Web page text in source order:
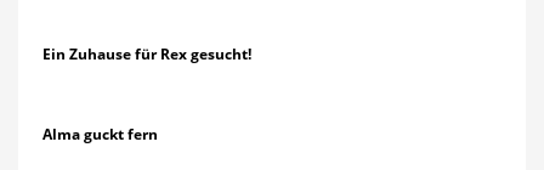
Ein Zuhause für Rex gesucht!
Alma guckt fern